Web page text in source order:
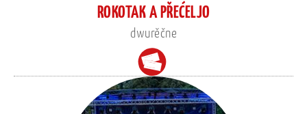
ROKOTAK A PŘEĆELJO
dwurěčne